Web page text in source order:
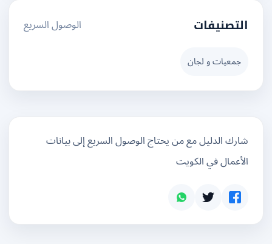
التصنيفات الوصول السريع
جمعيات و لجان
شارك الدليل مع من يحتاج الوصول السريع إلى بيانات
الأعمال في الكويت